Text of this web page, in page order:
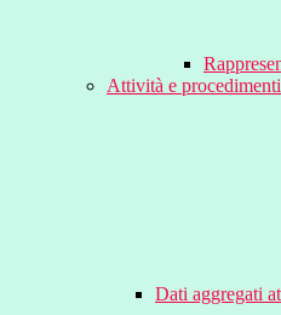
Attività e procedimenti
Dati aggregati